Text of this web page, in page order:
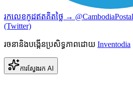
រកលេខកូដឥតគិតថ្លៃ →
(Twitter)
រចនានិងបង្កើនប្រសិទ្ធភាពដោយ Inventodia
ការស្វែងរក AI